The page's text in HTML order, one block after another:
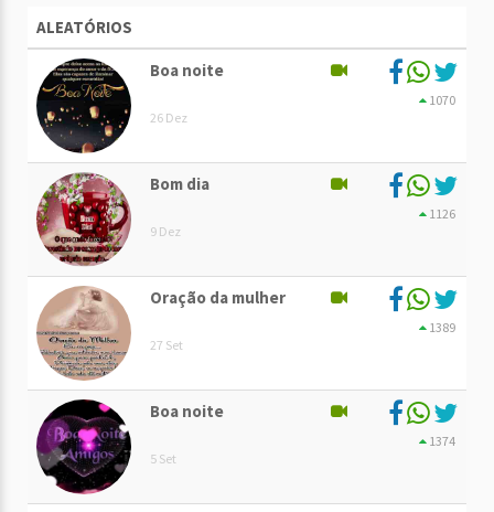
ALEATÓRIOS
Boa noite
26 Dez
1070
Bom dia
9 Dez
1126
Oração da mulher
27 Set
1389
Boa noite
5 Set
1374